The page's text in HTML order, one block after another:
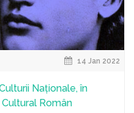
14 Jan 2022
Naționale, în
Român